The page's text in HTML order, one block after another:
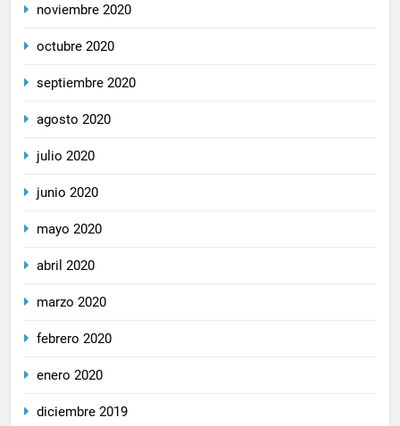
noviembre 2020
octubre 2020
septiembre 2020
agosto 2020
julio 2020
junio 2020
mayo 2020
abril 2020
marzo 2020
febrero 2020
enero 2020
diciembre 2019